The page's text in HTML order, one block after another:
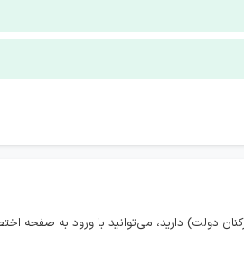
دولت) دارید، می‌توانید با ورود به صفحه